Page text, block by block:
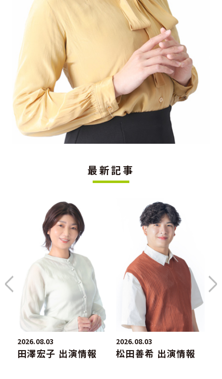
最新記事
2026.08.03
田澤宏子 出演情報
2026.08.03
松田善希 出演情報